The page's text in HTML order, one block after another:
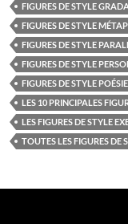
FIGURES DE STYLE
FIGURES DE STYLE
FIGURES DE STYLE
FIGURES DE STYLE
FIGURES DE STYLE POÉSIE
LES 10 PRINCIPALES
LES FIGURES DE STYLE
TOUTES LES FIGURES DE